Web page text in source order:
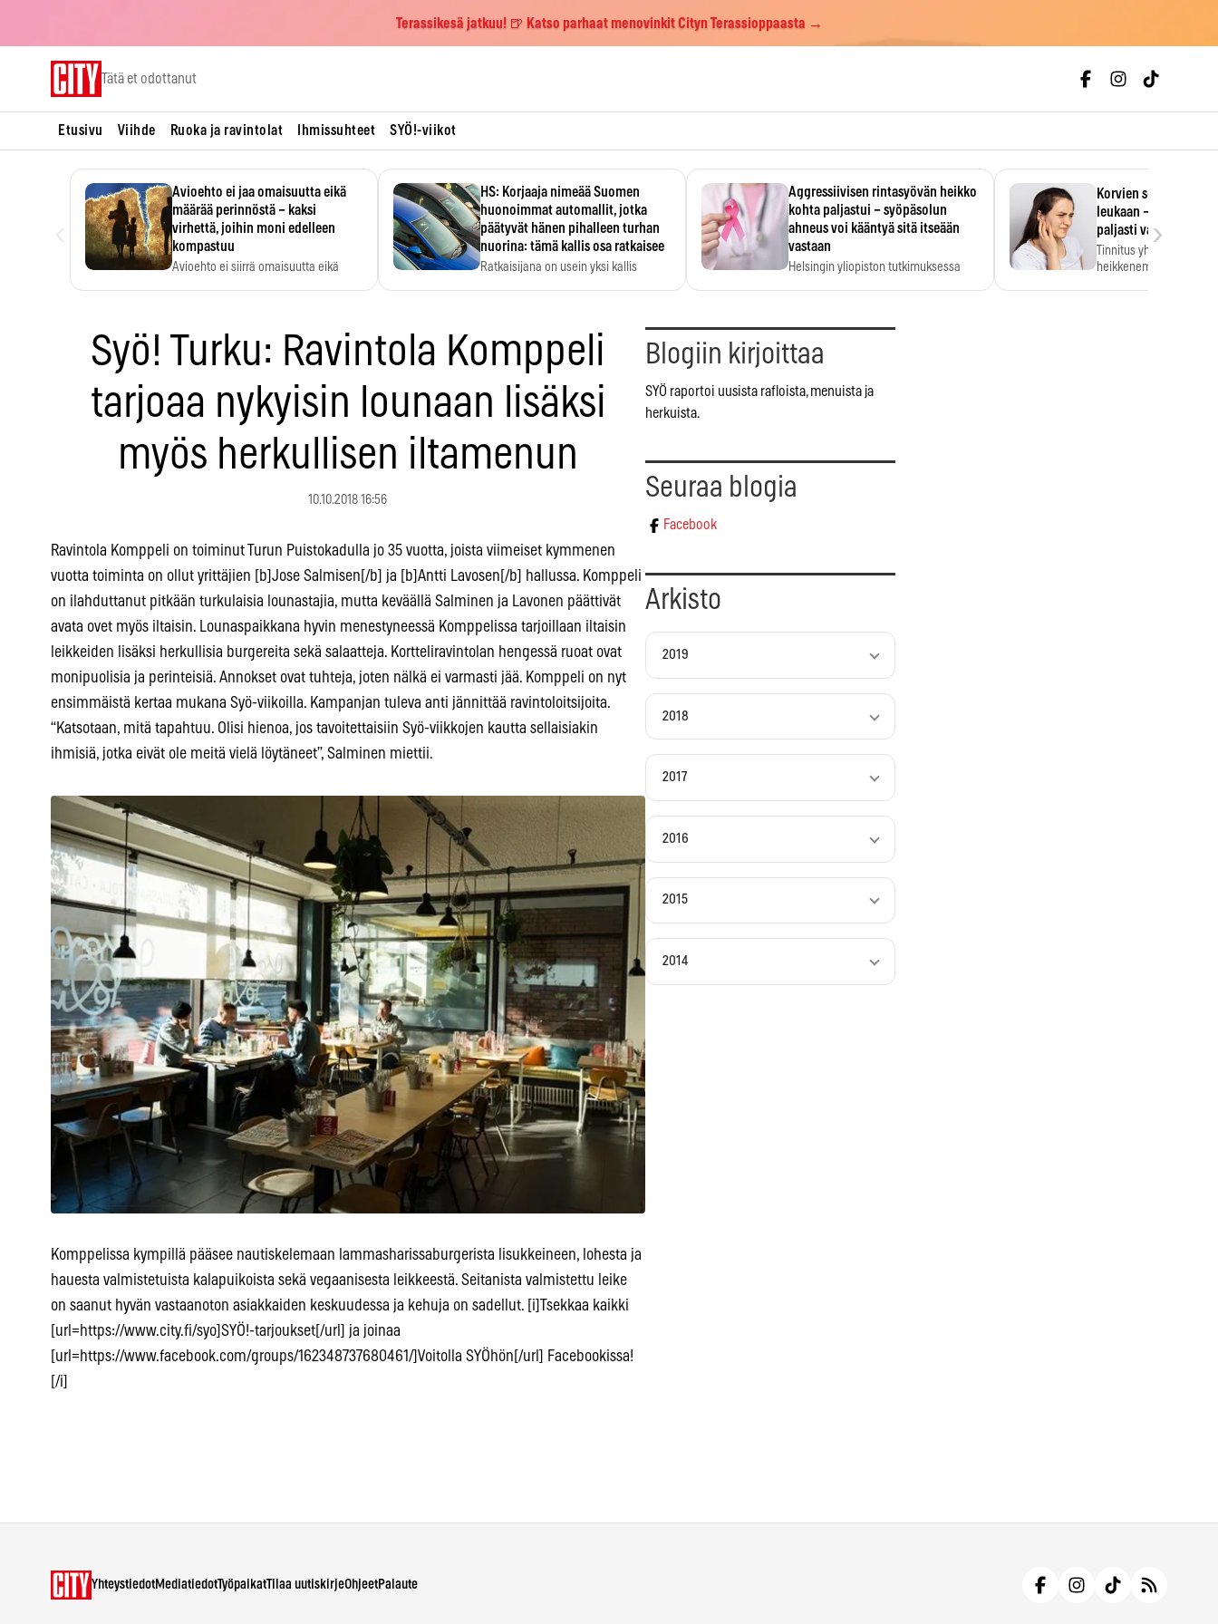
Terassikesä jatkuu! 🍺 Katso parhaat menovinkit Cityn Terassioppaasta →
Tätä et odottanut
Etusivu Viihde Ruoka ja ravintolat Ihmissuhteet SYÖ!-viikot
Avioehto ei jaa omaisuutta eikä
määrää perinnöstä – kaksi
virhettä, joihin moni edelleen
kompastuu
Avioehto ei siirrä omaisuutta eikä
HS: Korjaaja nimeää Suomen
huonoimmat automallit, jotka
päätyvät hänen pihalleen turhan
nuorina: tämä kallis osa ratkaisee
Ratkaisijana on usein yksi kallis
Aggressiivisen rintasyövän heikko
kohta paljastui – syöpäsolun
ahneus voi kääntyä sitä itseään
vastaan
Helsingin yliopiston tutkimuksessa
Korvien soiminen
leukaan – 47 349
paljasti vahvan
Tinnitus yhdistetään
heikkenemiseen.
›
Syö! Turku: Ravintola Komppeli
tarjoaa nykyisin lounaan lisäksi
myös herkullisen iltamenun
10.10.2018 16:56
Ravintola Komppeli on toiminut Turun Puistokadulla jo 35 vuotta, joista viimeiset kymmenen
vuotta toiminta on ollut yrittäjien [b]Jose Salmisen[/b] ja [b]Antti Lavosen[/b] hallussa. Komppeli
on ilahduttanut pitkään turkulaisia lounastajia, mutta keväällä Salminen ja Lavonen päättivät
avata ovet myös iltaisin. Lounaspaikkana hyvin menestyneessä Komppelissa tarjoillaan iltaisin
leikkeiden lisäksi herkullisia burgereita sekä salaatteja. Kortteliravintolan hengessä ruoat ovat
monipuolisia ja perinteisiä. Annokset ovat tuhteja, joten nälkä ei varmasti jää. Komppeli on nyt
ensimmäistä kertaa mukana Syö-viikoilla. Kampanjan tuleva anti jännittää ravintoloitsijoita.
“Katsotaan, mitä tapahtuu. Olisi hienoa, jos tavoitettaisiin Syö-viikkojen kautta sellaisiakin
ihmisiä, jotka eivät ole meitä vielä löytäneet”, Salminen miettii.
Komppelissa kympillä pääsee nautiskelemaan lammasharissaburgerista lisukkeineen, lohesta ja
hauesta valmistetuista kalapuikoista sekä vegaanisesta leikkeestä. Seitanista valmistettu leike
on saanut hyvän vastaanoton asiakkaiden keskuudessa ja kehuja on sadellut. [i]Tsekkaa kaikki
[url=https://www.city.fi/syo]SYÖ!-tarjoukset[/url] ja joinaa
[url=https://www.facebook.com/groups/162348737680461/]Voitolla SYÖhön[/url] Facebookissa!
[/i]
Blogiin kirjoittaa
SYÖ raportoi uusista rafloista, menuista ja
herkuista.
Seuraa blogia
Facebook
Arkisto
2019
2018
2017
2016
2015
2014
YhteystiedotMediatiedotTyöpaikatTilaa uutiskirjeOhjeetPalaute